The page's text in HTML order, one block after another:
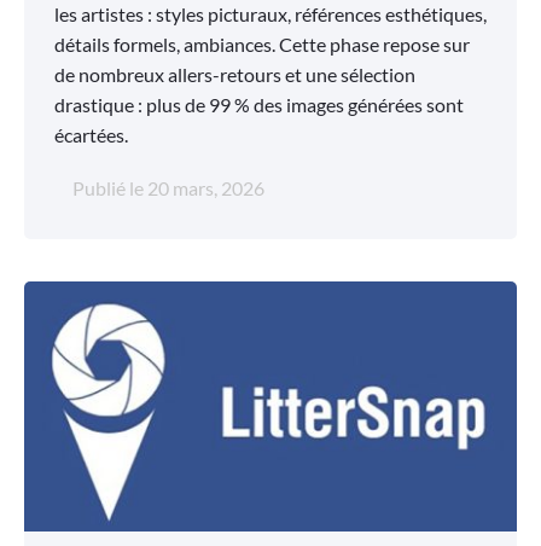
les artistes : styles picturaux, références esthétiques,
détails formels, ambiances. Cette phase repose sur
de nombreux allers-retours et une sélection
drastique : plus de 99 % des images générées sont
écartées.
Publié le 20 mars, 2026